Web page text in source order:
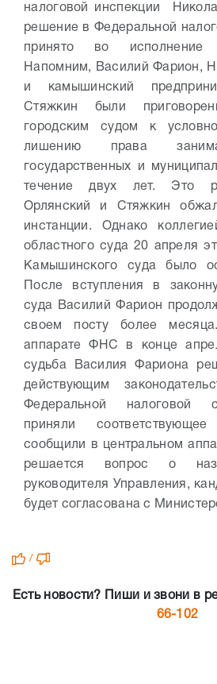
налоговой инспекции
решение в Федеральной
принято во
Напомним, Василий Фарион,
и камышинский
Стяжкин были
городским судом к
лишению права
государственных и
течение двух лет. Это
Орлянский и Стяжкин
инстанции. Однако
областного суда 20 апреля
Камышинского суда было
После вступления в
суда Василий Фарион
своем посту более
аппарате ФНС в конце
судьба Василия Фариона
действующим
Федеральной налоговой
приняли
сообщили в центральном
решается вопрос о
руководителя Управления,
будет согласована с
/
Есть новости? Пиши и звони в
66-102